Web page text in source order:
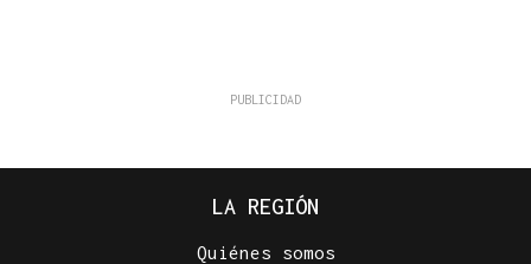
LA REGIÓN
Quiénes somos